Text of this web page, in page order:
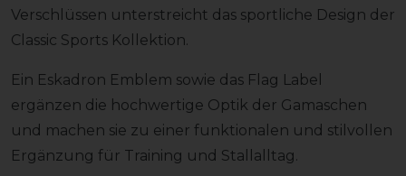
Verschlüssen unterstreicht das sportliche Design der
Classic Sports Kollektion.
Ein Eskadron Emblem sowie das Flag Label
ergänzen die hochwertige Optik der Gamaschen
und machen sie zu einer funktionalen und stilvollen
Ergänzung für Training und Stallalltag.